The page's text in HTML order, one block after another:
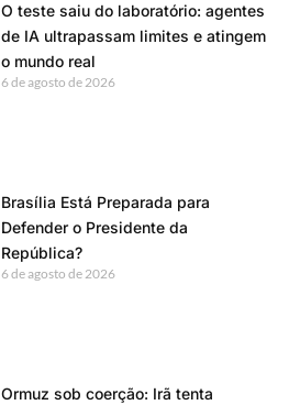
O teste saiu do laboratório: agentes
de IA ultrapassam limites e atingem
o mundo real
6 de agosto de 2026
Brasília Está Preparada para
Defender o Presidente da
República?
6 de agosto de 2026
Ormuz sob coerção: Irã tenta